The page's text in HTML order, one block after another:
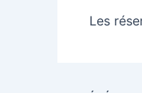
Les